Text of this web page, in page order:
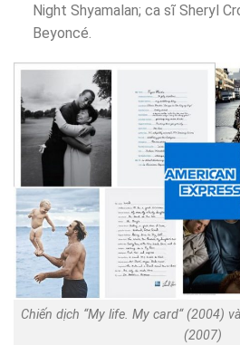
Night Shyamalan; ca sĩ Sheryl
Beyoncé.
Chiến dịch “My life. My card“ (2004)
(2007)